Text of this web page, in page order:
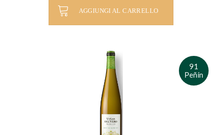
AGGIUNGI AL CARRELLO
91
Peñín